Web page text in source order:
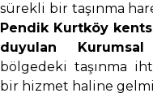
sürekli bir taşınma
Pendik Kurtköy
duyulan
bölgedeki taşınma
bir hizmet haline